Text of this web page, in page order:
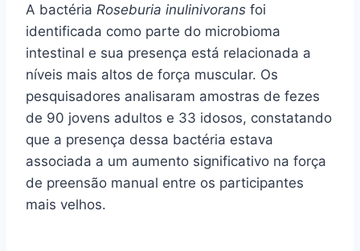
A bactéria Roseburia inulinivorans foi
identificada como parte do microbioma
intestinal e sua presença está relacionada a
níveis mais altos de força muscular. Os
pesquisadores analisaram amostras de fezes
de 90 jovens adultos e 33 idosos, constatando
que a presença dessa bactéria estava
associada a um aumento significativo na força
de preensão manual entre os participantes
mais velhos.